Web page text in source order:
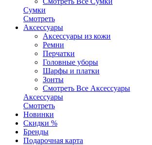
Сумки
Смотреть
Аксессуары
Аксессуары из кожи
Ремни
Перчатки
Головные уборы
Шарфы и платки
Зонты
Смотреть Все Аксессуары
Аксессуары
Смотреть
Новинки
Скидки %
Бренды
Подарочная карта